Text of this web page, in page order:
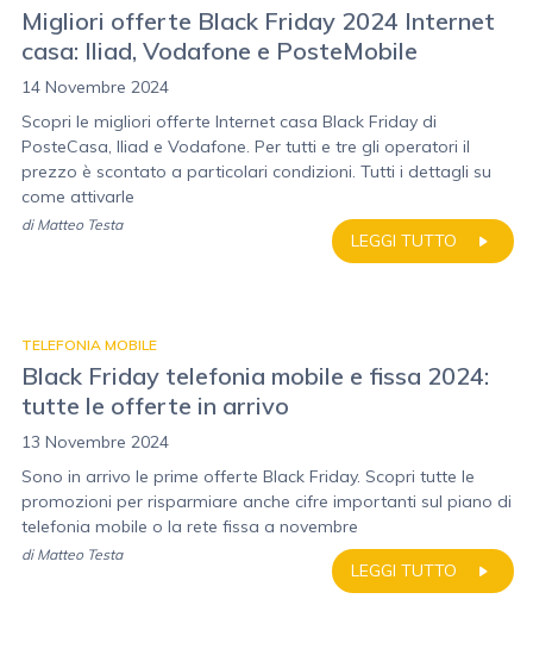
Migliori offerte Black Friday 2024 Internet
casa: Iliad, Vodafone e PosteMobile
14 Novembre 2024
Scopri le migliori offerte Internet casa Black Friday di
PosteCasa, Iliad e Vodafone. Per tutti e tre gli operatori il
prezzo è scontato a particolari condizioni. Tutti i dettagli su
come attivarle
LEGGI TUTTO
di Matteo Testa
TELEFONIA MOBILE
Black Friday telefonia mobile e fissa 2024:
tutte le offerte in arrivo
13 Novembre 2024
Sono in arrivo le prime offerte Black Friday. Scopri tutte le
promozioni per risparmiare anche cifre importanti sul piano di
telefonia mobile o la rete fissa a novembre
LEGGI TUTTO
di Matteo Testa